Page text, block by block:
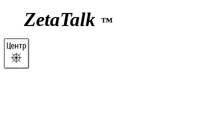
ZetaTalk ™